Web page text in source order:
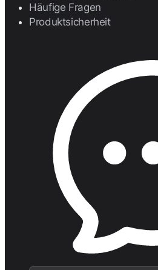
Häufige Fragen
Produktsicherheit